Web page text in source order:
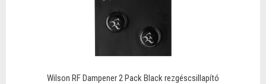
Wilson RF Dampener 2 Pack Black rezgéscsillapító